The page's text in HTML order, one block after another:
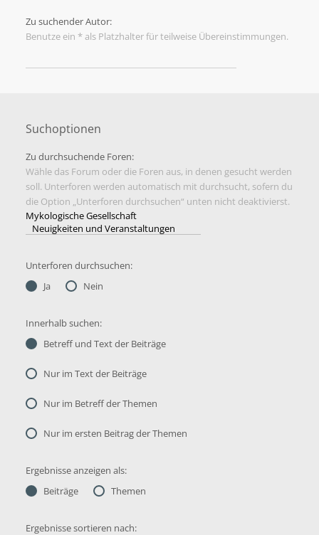
Zu suchender Autor:
Benutze ein * als Platzhalter für teilweise Übereinstimmungen.
Suchoptionen
Zu durchsuchende Foren:
Wähle das Forum oder die Foren aus, in denen gesucht werden
soll. Unterforen werden automatisch mit durchsucht, sofern du
die Option „Unterforen durchsuchen“ unten nicht deaktivierst.
Unterforen durchsuchen:
Ja
Nein
Innerhalb suchen:
Betreff und Text der Beiträge
Nur im Text der Beiträge
Nur im Betreff der Themen
Nur im ersten Beitrag der Themen
Ergebnisse anzeigen als:
Beiträge
Themen
Ergebnisse sortieren nach: